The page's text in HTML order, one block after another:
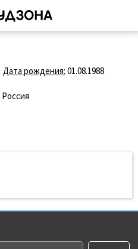
Дата рождения: 01.08.1988
Россия